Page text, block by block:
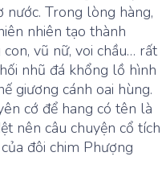
Trong lòng hàng,
nhiên tạo thành
vũ nữ, voi chầu… rất
nhũ đá khổng lồ hình
giương cánh oai hùng.
cớ để hang có tên là
nên câu chuyện cổ tích
đôi chim Phượng